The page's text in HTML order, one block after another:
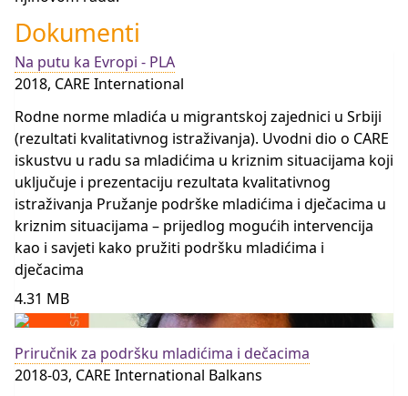
Dokumenti
Na putu ka Evropi - PLA
2018, CARE International
Rodne norme mladića u migrantskoj zajednici u Srbiji
(rezultati kvalitativnog istraživanja). Uvodni dio o CARE
iskustvu u radu sa mladićima u kriznim situacijama koji
uključuje i prezentaciju rezultata kvalitativnog
istraživanja Pružanje podrške mladićima i dječacima u
kriznim situacijama – prijedlog mogućih intervencija
kao i savjeti kako pružiti podršku mladićima i
dječacima
4.31 MB
Priručnik za podršku mladićima i dečacima
2018-03, CARE International Balkans